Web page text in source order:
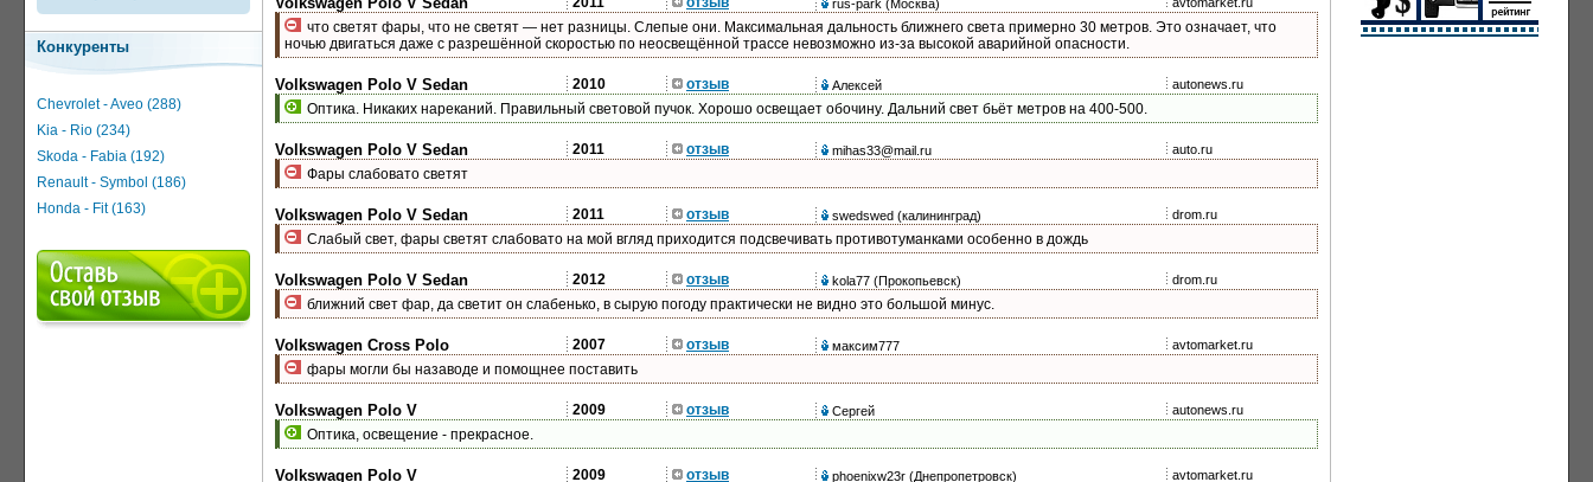
Конкуренты
Chevrolet - Aveo (288)
Kia - Rio (234)
Skoda - Fabia (192)
Renault - Symbol (186)
Honda - Fit (163)
rus-park (Москва)
что светят фары, что не светят — нет разницы. Слепые они. Максимальная дальность ближнего света примерно 30 метров. Это означает, что
ночью двигаться даже с разрешённой скоростью по неосвещённой трассе невозможно из-за высокой аварийной опасности.
Volkswagen Polo V Sedan 2010 отзыв Алексей autonews.ru
Оптика. Никаких нареканий. Правильный световой пучок. Хорошо освещает обочину. Дальний свет бьёт метров на 400-500.
Volkswagen Polo V Sedan 2011 отзыв mihas33@mail.ru auto.ru
Фары слабовато светят
Volkswagen Polo V Sedan 2011 отзыв swedswed (калининград) drom.ru
Слабый свет, фары светят слабовато на мой вгляд приходится подсвечивать противотуманками особенно в дождь
Volkswagen Polo V Sedan 2012 отзыв kola77 (Прокопьевск) drom.ru
ближний свет фар, да светит он слабенько, в сырую погоду практически не видно это большой минус.
Volkswagen Cross Polo 2007 отзыв максим777 avtomarket.ru
фары могли бы назаводе и помощнее поставить
Volkswagen Polo V 2009 отзыв Сергей autonews.ru
Оптика, освещение - прекрасное.
Volkswagen Polo V 2009 отзыв phoenixw23r (Днепропетровск) avtomarket.ru